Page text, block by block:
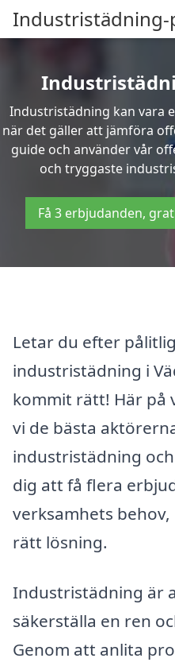
Industristädning-
Industristädning kan vara
när det gäller att jämföra
guide och använder vår
och tryggaste
Få 3 erbjudanden,
Letar du efter
industristädning i
kommit rätt! Här på
vi de bästa
industristädning
dig att få flera
verksamhets
rätt lösning.
Industristädning är
säkerställa en ren
Genom att anlita